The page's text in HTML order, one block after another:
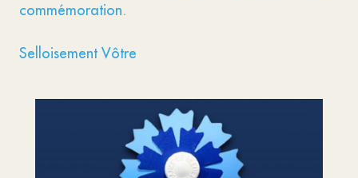
commémoration.
Selloisement Vôtre